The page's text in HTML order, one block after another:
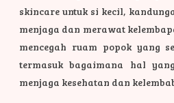
skincare untuk si kecil,
menjaga dan merawat
mencegah ruam popok yang
termasuk bagaimana hal
menjaga kesehatan dan